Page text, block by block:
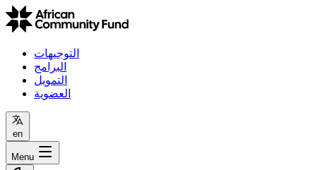
التوجيهات
البرامج
التمويل
العضوية
en
Menu